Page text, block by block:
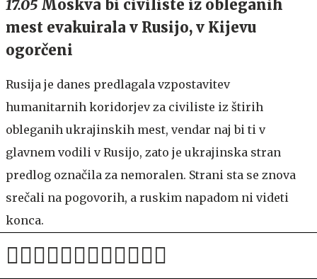
17.05 Moskva bi civiliste iz obleganih
mest evakuirala v Rusijo, v Kijevu
ogorčeni
Rusija je danes predlagala vzpostavitev
humanitarnih koridorjev za civiliste iz štirih
obleganih ukrajinskih mest, vendar naj bi ti v
glavnem vodili v Rusijo, zato je ukrajinska stran
predlog označila za nemoralen. Strani sta se znova
srečali na pogovorih, a ruskim napadom ni videti
konca.